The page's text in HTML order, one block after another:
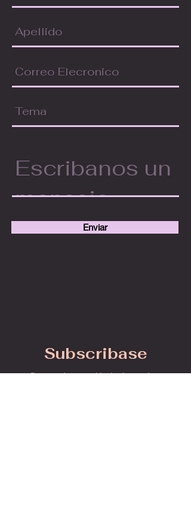
Enviar
Subscribase
Para mantenerse al tanto de nuestros